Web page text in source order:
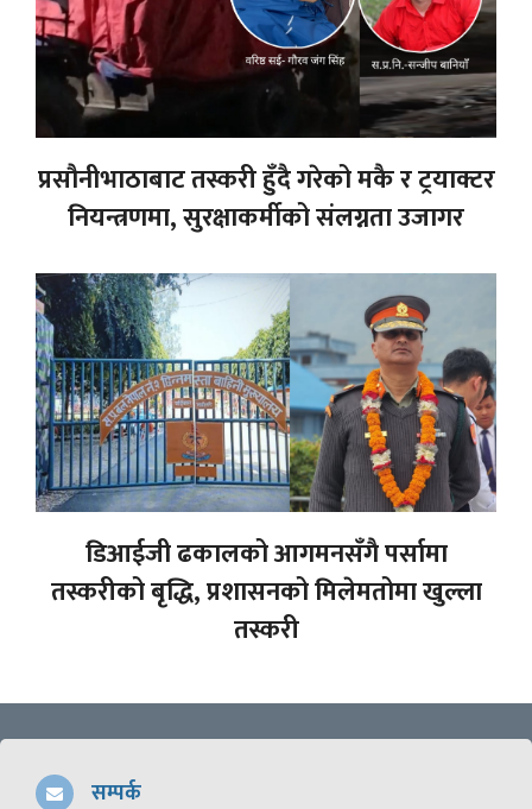
प्रसौनीभाठाबाट तस्करी हुँदै गरेको मकै र ट्रयाक्टर
नियन्त्रणमा, सुरक्षाकर्मीको संलग्नता उजागर
डिआईजी ढकालको आगमनसँगै पर्सामा
तस्करीको बृद्धि, प्रशासनको मिलेमतोमा खुल्ला
तस्करी
सम्पर्क